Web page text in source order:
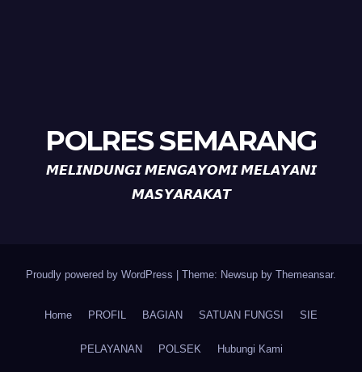
POLRES SEMARANG
𝙈𝙀𝙇𝙄𝙉𝘿𝙐𝙉𝙂𝙄 𝙈𝙀𝙉𝙂𝘼𝙔𝙊𝙈𝙄 𝙈𝙀𝙇𝘼𝙔𝘼𝙉𝙄
𝙈𝘼𝙎𝙔𝘼𝙍𝘼𝙆𝘼𝙏
Proudly powered by WordPress Theme: Newsup by Themeansar.
Home PROFIL BAGIAN SATUAN FUNGSI SIE
PELAYANAN POLSEK Hubungi Kami